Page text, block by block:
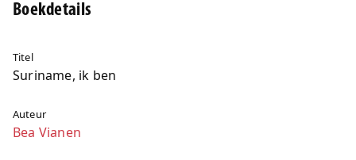
Boekdetails
Titel
Suriname, ik ben
Auteur
Bea Vianen